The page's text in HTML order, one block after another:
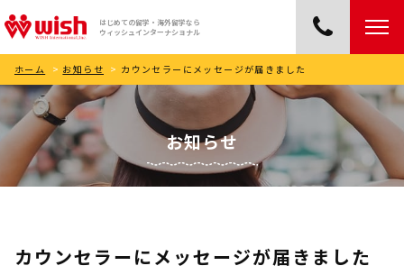
はじめての留学・海外留学なら
ウィッシュインターナショナル
ホーム > お知らせ > カウンセラーにメッセージが届きました
お知らせ
カウンセラーにメッセージが届きました